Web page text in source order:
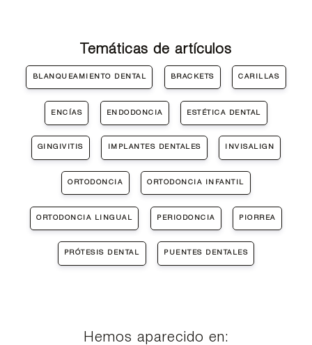
Temáticas de artículos
BLANQUEAMIENTO DENTAL BRACKETS CARILLAS
ENCÍAS ENDODONCIA ESTÉTICA DENTAL
GINGIVITIS IMPLANTES DENTALES INVISALIGN
ORTODONCIA ORTODONCIA INFANTIL
ORTODONCIA LINGUAL PERIODONCIA PIORREA
PRÓTESIS DENTAL PUENTES DENTALES
Hemos aparecido en: